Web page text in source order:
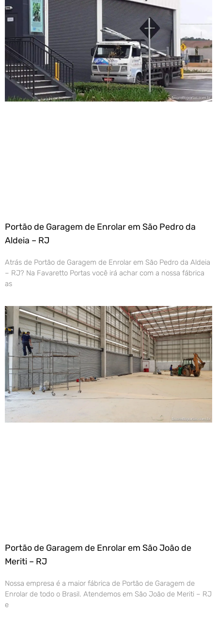
Portão de Garagem de Enrolar em São Pedro da
Aldeia – RJ
Atrás de Portão de Garagem de Enrolar em São Pedro da Aldeia
– RJ? Na Favaretto Portas você irá achar com a nossa fábrica
as
Portão de Garagem de Enrolar em São João de
Meriti – RJ
Nossa empresa é a maior fábrica de Portão de Garagem de
Enrolar de todo o Brasil. Atendemos em São João de Meriti – RJ
e